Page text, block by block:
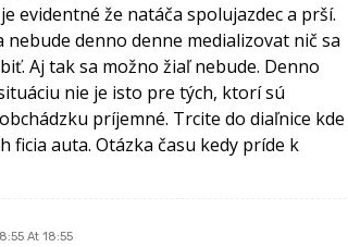
evidentné že natáča spolujazdec a prší.
nebude denno denne medializovat nič sa
Aj tak sa možno žiaľ nebude. Denno
nie je isto pre tých, ktorí sú
príjemné. Trcite do diaľnice kde
ficia auta. Otázka času kedy príde k
At 18:55